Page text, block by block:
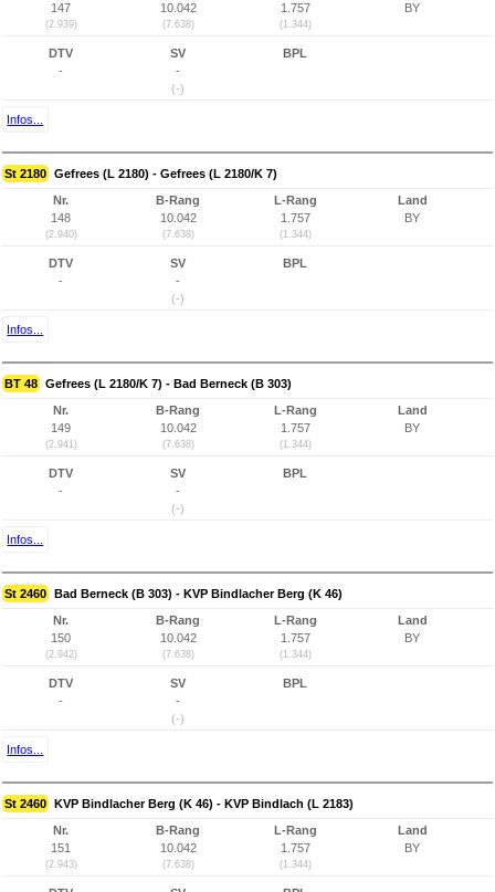
147
(2.939)
10.042
(7.638)
1.757
(1.344)
BY
DTV
-
SV
-
(-)
BPL
Infos...
St 2180 Gefrees (L 2180) - Gefrees (L 2180/K 7)
Nr.
148
(2.940)
B-Rang
10.042
(7.638)
L-Rang
1.757
(1.344)
Land
BY
DTV
-
SV
-
(-)
BPL
Infos...
BT 48 Gefrees (L 2180/K 7) - Bad Berneck (B 303)
Nr.
149
(2.941)
B-Rang
10.042
(7.638)
L-Rang
1.757
(1.344)
Land
BY
DTV
-
SV
-
(-)
BPL
Infos...
St 2460 Bad Berneck (B 303) - KVP Bindlacher Berg (K 46)
Nr.
150
(2.942)
B-Rang
10.042
(7.638)
L-Rang
1.757
(1.344)
Land
BY
DTV
-
SV
-
(-)
BPL
Infos...
St 2460 KVP Bindlacher Berg (K 46) - KVP Bindlach (L 2183)
Nr.
151
(2.943)
B-Rang
10.042
(7.638)
L-Rang
1.757
(1.344)
Land
BY